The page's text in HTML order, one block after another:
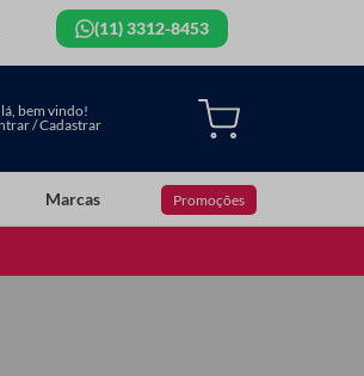
(11) 3312-8453
Marcas Promoções